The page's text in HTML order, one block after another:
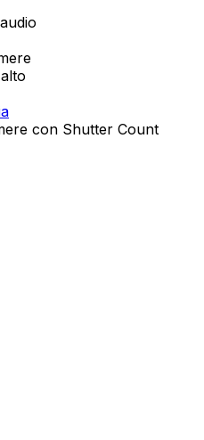
con Shutter Count